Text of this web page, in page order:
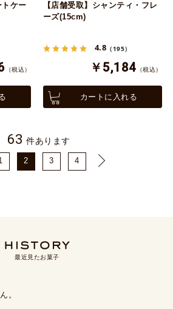
トケー
（税込）
【店舗受取】シャンティ・フレ
ーズ(15cm)
4.8 （195）
￥5,184 （税込）
カートに入れる
63 件あります
2 3 4
最近見たお菓子
。